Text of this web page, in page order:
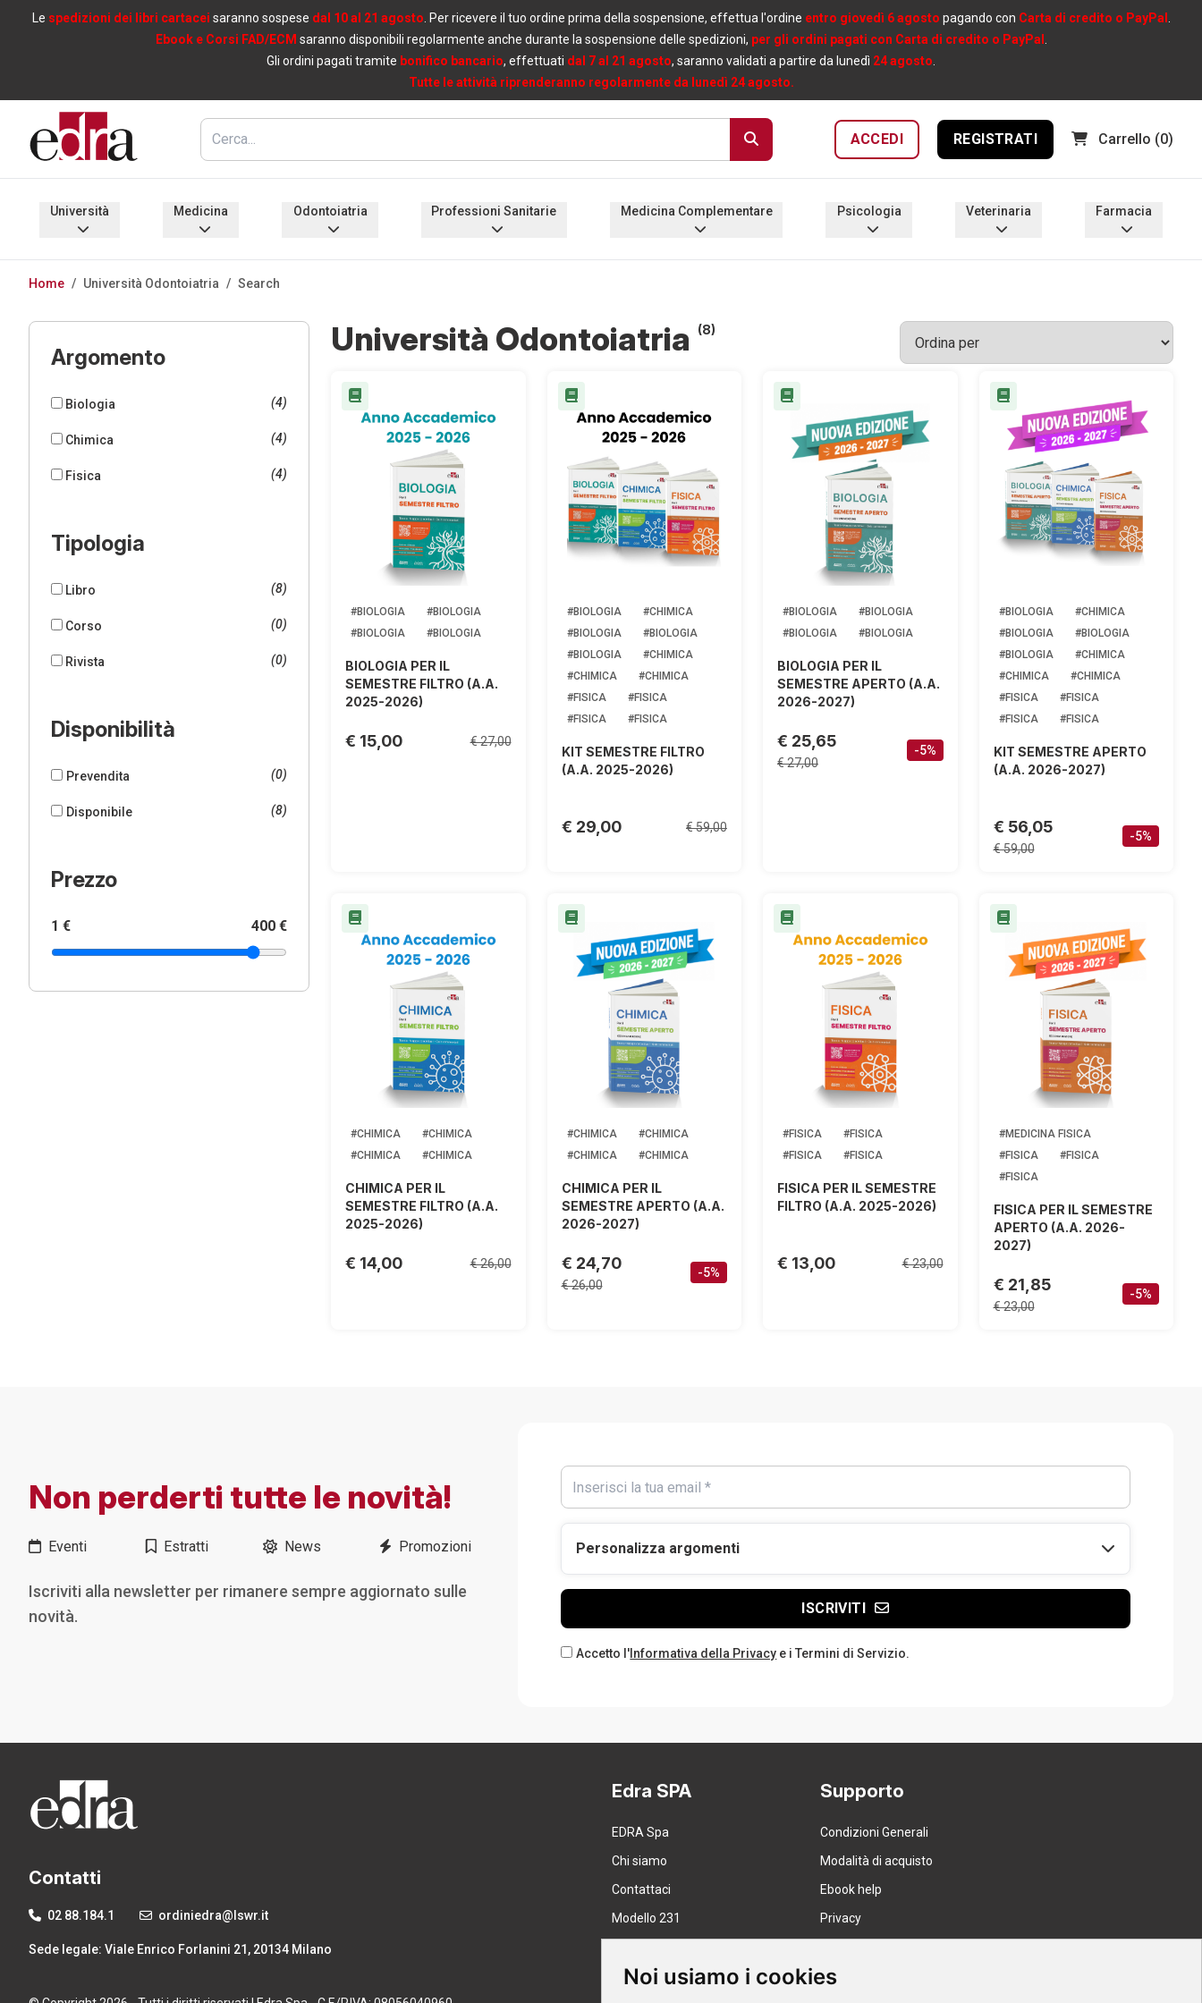
Noi usiamo i cookies
Le spedizioni dei libri cartacei saranno sospese dal 10 al 21 agosto . Per ricevere il tuo ordine prima della sospensione, effettua l'ordine entro giovedì 6 agosto pagando con Carta di credito o PayPal
Ebook e Corsi FAD/ECM saranno disponibili regolarmente anche durante la sospensione delle spedizioni, per gli ordini pagati con Carta di credito o PayPal
Gli ordini pagati tramite bonifico bancario, effettuati dal 7 al 21 agosto, saranno validati a partire da lunedì 24 agosto
Tutte le attività riprenderanno regolarmente da lunedì 24 agosto.
ACCEDI REGISTRATI Carrello (0)
Medicina Complementare
Home / Università Odontoiatria / Search
Argomento
Biologia (4)
Chimica (4)
Fisica (4)
Tipologia
Libro (8)
Corso (0)
Rivista (0)
Disponibilità
Prevendita (0)
Disponibile (8)
Prezzo
1 € 400 €
Università Odontoiatria (8)
#BIOLOGIA
#BIOLOGIA
#BIOLOGIA
#BIOLOGIA
BIOLOGIA PER IL
SEMESTRE FILTRO (A.A.
2025-2026)
€ 15,00 € 27,00
#BIOLOGIA
#CHIMICA
#BIOLOGIA
#BIOLOGIA
#BIOLOGIA
#CHIMICA
#CHIMICA
#CHIMICA
#FISICA
#FISICA
#FISICA
#FISICA
KIT SEMESTRE FILTRO
(A.A. 2025-2026)
€ 29,00 € 59,00
#BIOLOGIA
#BIOLOGIA
#BIOLOGIA
#BIOLOGIA
BIOLOGIA PER IL
SEMESTRE APERTO (A.A.
2026-2027)
€ 25,65
€ 27,00
-5%
#BIOLOGIA
#CHIMICA
#BIOLOGIA
#BIOLOGIA
#BIOLOGIA
#CHIMICA
#CHIMICA
#CHIMICA
#FISICA
#FISICA
#FISICA
#FISICA
KIT SEMESTRE APERTO
(A.A. 2026-2027)
€ 56,05
€ 59,00
-5%
#CHIMICA
#CHIMICA
#CHIMICA
#CHIMICA
CHIMICA PER IL
SEMESTRE FILTRO (A.A.
2025-2026)
€ 14,00 € 26,00
#CHIMICA
#CHIMICA
#CHIMICA
#CHIMICA
CHIMICA PER IL
SEMESTRE APERTO (A.A.
2026-2027)
€ 24,70
€ 26,00
-5%
#FISICA
#FISICA
#FISICA
#FISICA
FISICA PER IL SEMESTRE
FILTRO (A.A. 2025-2026)
€ 13,00 € 23,00
#MEDICINA FISICA
#FISICA
#FISICA
#FISICA
FISICA PER IL SEMESTRE
APERTO (A.A. 2026-
2027)
€ 21,85
€ 23,00
-5%
Non perderti tutte le novità!
Eventi Estratti News Promozioni
Iscriviti alla newsletter per rimanere sempre aggiornato sulle
novità.
Personalizza argomenti
ISCRIVITI
Accetto l' Informativa della Privacy e i Termini di Servizio.
Contatti
02 88.184.1 ordiniedra@lswr.it
Sede legale: Viale Enrico Forlanini 21, 20134 Milano
Edra SPA
EDRA Spa
Chi siamo
Contattaci
Modello 231
Supporto
Condizioni Generali
Modalità di acquisto
Ebook help
Privacy
Spedizione